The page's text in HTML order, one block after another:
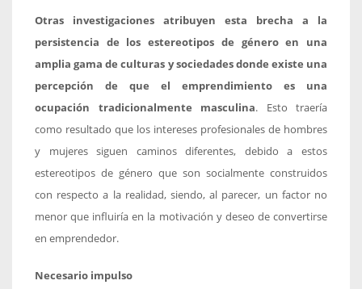
Otras investigaciones atribuyen esta brecha a la
persistencia de los estereotipos de género en una
amplia gama de culturas y sociedades donde existe una
percepción de que el emprendimiento es una
ocupación tradicionalmente masculina. Esto traería
como resultado que los intereses profesionales de hombres
y mujeres siguen caminos diferentes, debido a estos
estereotipos de género que son socialmente construidos
con respecto a la realidad, siendo, al parecer, un factor no
menor que influiría en la motivación y deseo de convertirse
en emprendedor.
Necesario impulso